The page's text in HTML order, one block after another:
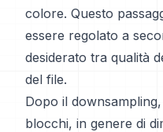
colore. Questo
essere regolato a
desiderato tra qualità
del file.
Dopo il
blocchi, in genere di